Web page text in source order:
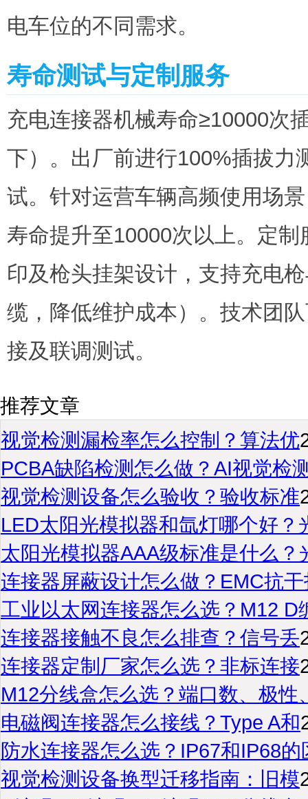
电车位的不同需求。
寿命测试与定制服务
充电连接器机械寿命≥10000次
下）。出厂前进行100%插拔力
试。针对运营车辆高频使用场
寿命提升至10000次以上。定
印及枪头挂架设计，支持充电
缆，降低维护成本）。技术团
接及联调测试。
推荐文章
视觉检测漏检率怎么控制？算法优
PCBA缺陷检测怎么做？AI视觉检
视觉检测设备怎么验收？验收标准
LED太阳光模拟器和氙灯哪个好？
太阳光模拟器AAA级标准是什么？
连接器屏蔽设计怎么做？EMC抗
工业以太网连接器怎么选？M12 D
连接器接触不良怎么排查？信号丢
连接器定制厂家怎么选？非标连接
M12分线盒怎么选？端口数、极性
电磁阀连接器怎么接线？Type A和
防水连接器怎么选？IP67和IP68的
视觉检测设备换型迁移指南：旧模